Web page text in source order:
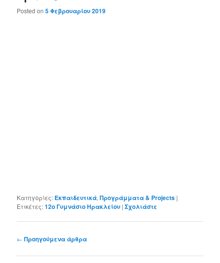
Posted on5 Φεβρουαρίου 2019
Κατηγορίες: Εκπαιδευτικά,Προγράμματα & Projects |
Ετικέτες:12ο Γυμνάσιο Ηρακλείου |Σχολιάστε
Πλοήγηση άρθρων
← Προηγούμενα άρθρα